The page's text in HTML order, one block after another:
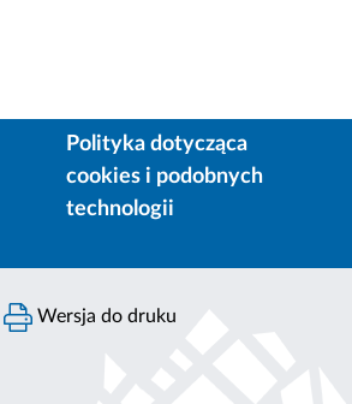
Polityka dotycząca
cookies i podobnych
technologii
Wersja do druku